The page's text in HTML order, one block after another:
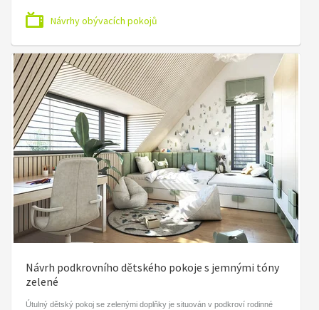
Návrhy obývacích pokojů
Návrh podkrovního dětského pokoje s jemnými tóny
zelené
Útulný dětský pokoj se zelenými doplňky je situován v podkroví rodinné